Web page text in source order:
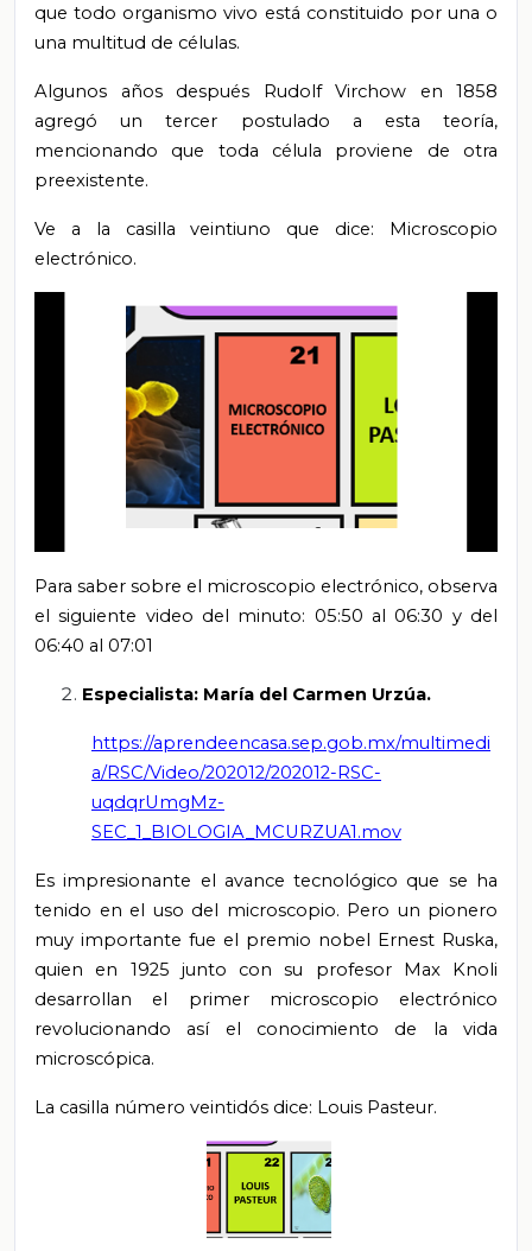
que todo organismo vivo está constituido por una o
una multitud de células.
Algunos años después Rudolf Virchow en 1858
agregó un tercer postulado a esta teoría,
mencionando que toda célula proviene de otra
preexistente.
Ve a la casilla veintiuno que dice: Microscopio
electrónico.
Para saber sobre el microscopio electrónico, observa
el siguiente video del minuto: 05:50 al 06:30 y del
06:40 al 07:01
Especialista: María del Carmen Urzúa.
https://aprendeencasa.sep.gob.mx/multimedi
a/RSC/Video/202012/202012-RSC-
uqdqrUmgMz-
SEC_1_BIOLOGIA_MCURZUA1.mov
Es impresionante el avance tecnológico que se ha
tenido en el uso del microscopio. Pero un pionero
muy importante fue el premio nobel Ernest Ruska,
quien en 1925 junto con su profesor Max Knoli
desarrollan el primer microscopio electrónico
revolucionando así el conocimiento de la vida
microscópica.
La casilla número veintidós dice: Louis Pasteur.